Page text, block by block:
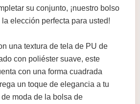
su conjunto, ¡nuestro bolso
elección perfecta para usted!
una textura de tela de PU de
con poliéster suave, este
con una forma cuadrada
un toque de elegancia a tu
moda de la bolsa de